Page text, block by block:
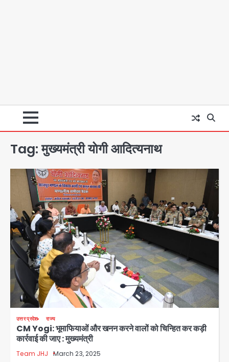
Tag:मुख्यमंत्री याेगी आदित्यनाथ
उत्तर प्रदेश राज्य
CM Yogi: भूमाफियाओं और खनन करने वालों को चिन्हित कर कड़ी
कार्रवाई की जाए : मुख्यमंत्री
Team JHJ March 23, 2025
2
स्वतंत्रता दिवस पर फूलप्रूफ सुरक्षा को लेकर
दिल्ली पुलिस मुख्यालय में मंथन
Team JHJ
3
Petrol bomb attack on Shakib
Al Hasan’s house: शेख हसीना की
वर्चुअल प्रेस कॉन्फ्रेंस में जुड़ने पर भड़का
गुस्सा, शाकिब अल हसन के मगुरा स्थित घर पर
पेट्रोल बम से हमला
Avinash Kumar
4
Rasra Assembly seat: बसपा के
इकलौते विधायक उमाशंकर सिंह का निधन, दो
साल से कैंसर से जूझ रहे थे
Avinash Kumar
डीएम अस्मिता लाल ने गोद में उठाकर दिया
अपनत्व का सहारा
Team JHJ